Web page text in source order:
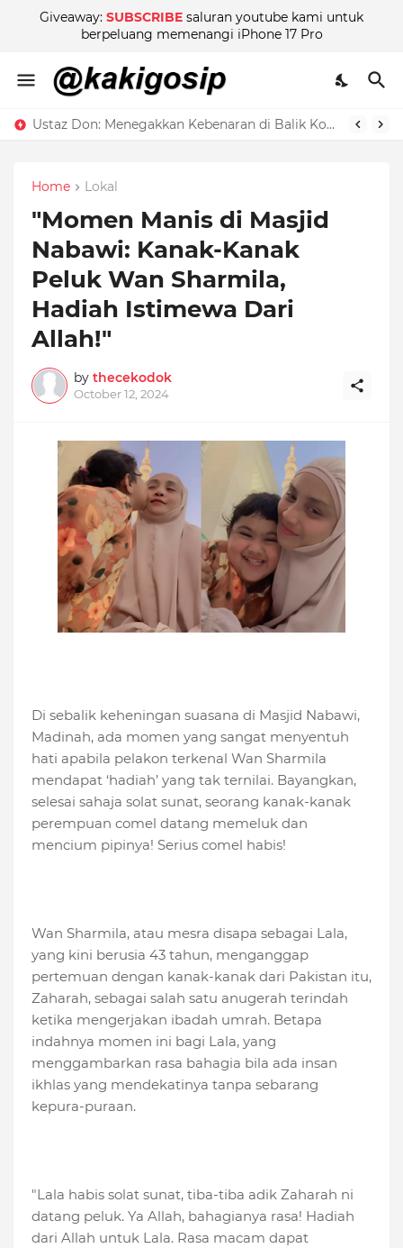
Giveaway: SUBSCRIBE saluran youtube kami untuk
berpeluang memenangi iPhone 17 Pro
Ustaz Don: Menegakkan Kebenaran di Balik Kontroversi
Home Lokal
"Momen Manis di Masjid
Nabawi: Kanak-Kanak
Peluk Wan Sharmila,
Hadiah Istimewa Dari
Allah!"
by thecekodok
October 12, 2024
Di sebalik keheningan suasana di Masjid Nabawi,
Madinah, ada momen yang sangat menyentuh
hati apabila pelakon terkenal Wan Sharmila
mendapat ‘hadiah’ yang tak ternilai. Bayangkan,
selesai sahaja solat sunat, seorang kanak-kanak
perempuan comel datang memeluk dan
mencium pipinya! Serius comel habis!
Wan Sharmila, atau mesra disapa sebagai Lala,
yang kini berusia 43 tahun, menganggap
pertemuan dengan kanak-kanak dari Pakistan itu,
Zaharah, sebagai salah satu anugerah terindah
ketika mengerjakan ibadah umrah. Betapa
indahnya momen ini bagi Lala, yang
menggambarkan rasa bahagia bila ada insan
ikhlas yang mendekatinya tanpa sebarang
kepura-puraan.
"Lala habis solat sunat, tiba-tiba adik Zaharah ni
datang peluk. Ya Allah, bahagianya rasa! Hadiah
dari Allah untuk Lala. Rasa macam dapat